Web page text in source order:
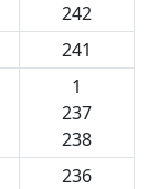
242
241
1
237
238
236